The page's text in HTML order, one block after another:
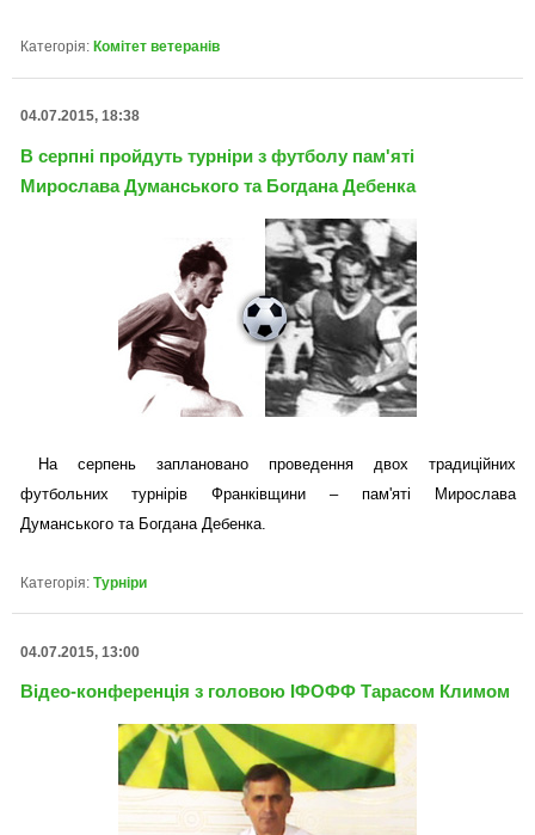
Категорія: Комітет ветеранів
04.07.2015, 18:38
В серпні пройдуть турніри з футболу пам'яті
Мирослава Думанського та Богдана Дебенка
На серпень заплановано проведення двох традиційних
футбольних турнірів Франківщини – пам'яті Мирослава
Думанського та Богдана Дебенка.
Категорія: Турніри
04.07.2015, 13:00
Відео-конференція з головою ІФОФФ Тарасом Климом